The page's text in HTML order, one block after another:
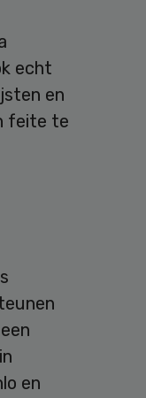
echt
en
feite te
en